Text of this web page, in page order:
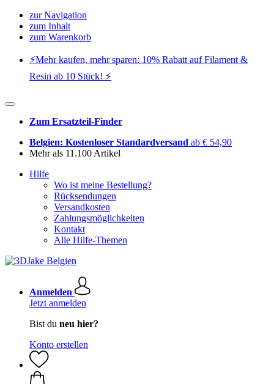
zur Navigation
zum Inhalt
zum Warenkorb
⚡️Mehr kaufen, mehr sparen: 10% Rabatt auf Filament &
Resin ab 10 Stück! ⚡️
Zum Ersatzteil-Finder
Belgien: Kostenloser Standardversand ab € 54,90
Mehr als 11.100 Artikel
Hilfe
Wo ist meine Bestellung?
Rücksendungen
Versandkosten
Zahlungsmöglichkeiten
Kontakt
Alle Hilfe-Themen
Anmelden
Jetzt anmelden
Bist du neu hier?
Konto erstellen